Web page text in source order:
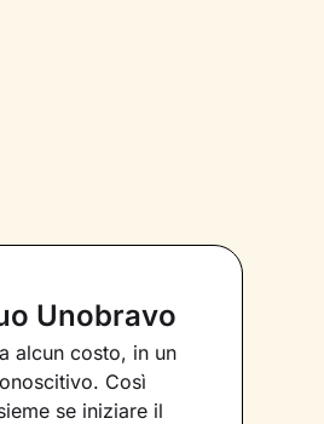
Unobravo
alcun costo, in un
Così
se iniziare il